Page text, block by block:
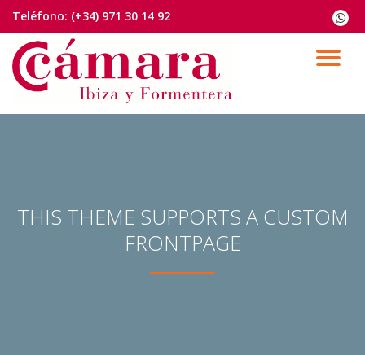
Saltar
contenido
Teléfono: (+34) 971 30 14 92
fa-
THIS THEME SUPPORTS A CUSTOM
FRONTPAGE